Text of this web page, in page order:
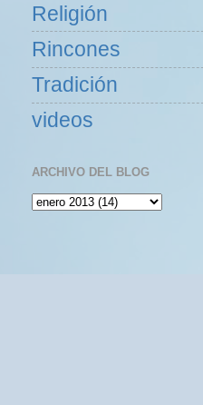
Religión
Rincones
Tradición
videos
ARCHIVO DEL BLOG